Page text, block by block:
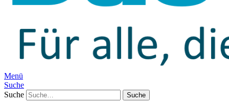
Menü
Suche
Suche